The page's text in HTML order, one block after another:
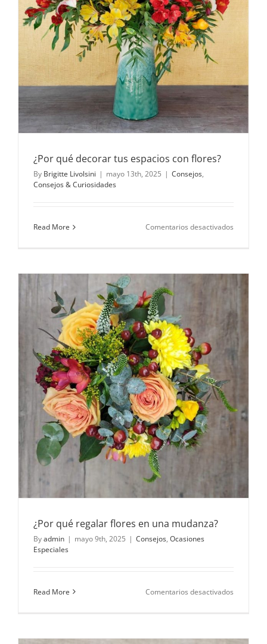
¿Por qué decorar tus espacios con flores?
By Brigitte Livolsini | mayo 13th, 2025 | Consejos,
Consejos & Curiosidades
Read More Comentarios desactivados
con
¿Por qué regalar flores en una mudanza?
Byadmin | mayo 9th, 2025 | Consejos, Ocasiones
Especiales
Read More Comentarios desactivados